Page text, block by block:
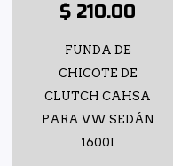
$ 210.00
FUNDA DE
CHICOTE DE
CLUTCH CAHSA
PARA VW SEDÁN
1600I